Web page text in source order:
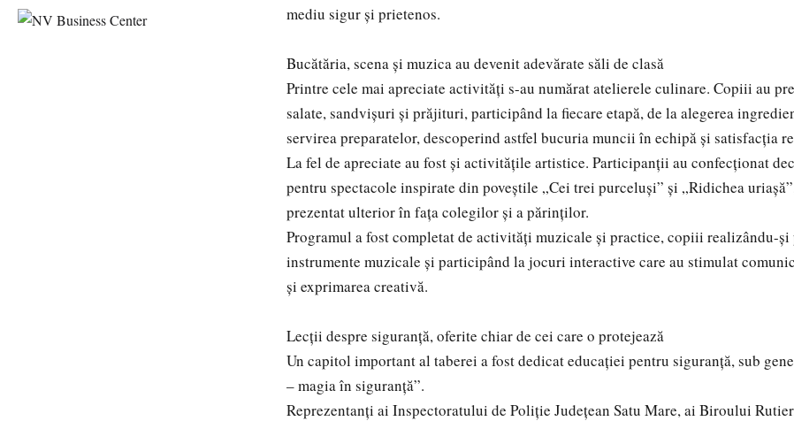
mediu sigur și prietenos.
Bucătăria, scena și muzica au devenit adevărate săli de clasă
Printre cele mai apreciate activități s-au numărat atelierele culinare. Copiii au
salate, sandvișuri și prăjituri, participând la fiecare etapă, de la alegerea
servirea preparatelor, descoperind astfel bucuria muncii în echipă și satisfacția
La fel de apreciate au fost și activitățile artistice. Participanții au confecționat
pentru spectacole inspirate din poveștile „Cei trei purceluși” și „Ridichea
prezentat ulterior în fața colegilor și a părinților.
Programul a fost completat de activități muzicale și practice, copiii realizându-
instrumente muzicale și participând la jocuri interactive care au stimulat
și exprimarea creativă.
Lecții despre siguranță, oferite chiar de cei care o protejează
Un capitol important al taberei a fost dedicat educației pentru siguranță, sub
– magia în siguranță”.
Reprezentanți ai Inspectoratului de Poliție Județean Satu Mare, ai Biroului